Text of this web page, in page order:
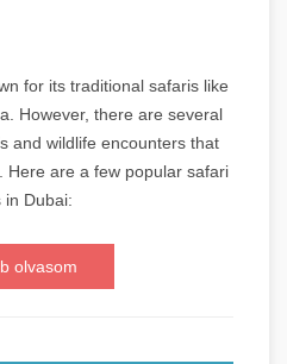
for its traditional safaris like
However, there are several
and wildlife encounters that
Here are a few popular safari
in Dubai:
olvasom